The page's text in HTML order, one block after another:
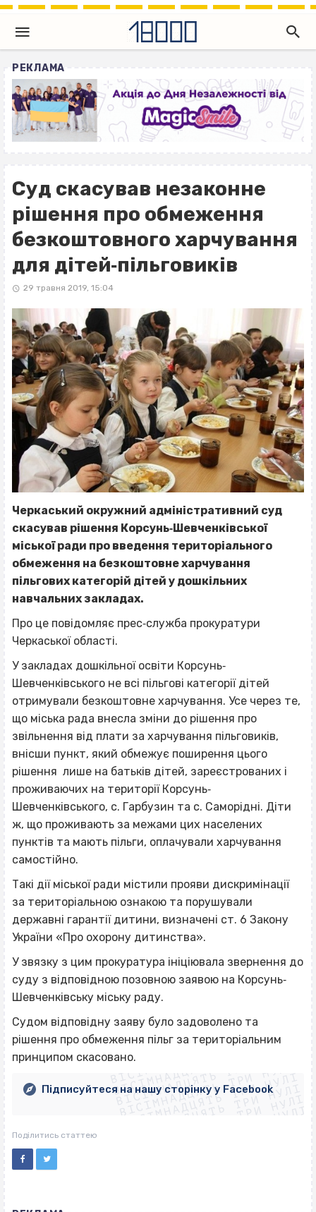
РЕКЛАМА
Суд скасував незаконне
рішення про обмеження
безкоштовного харчування
для дітей‐пільговиків
29 травня 2019, 15:04
Черкаський окружний адміністративний суд
скасував рішення Корсунь‐Шевченківської
міської ради про введення територіального
обмеження на безкоштовне харчування
пільгових категорій дітей у дошкільних
навчальних закладах.
Про це повідомляє прес‐служба прокуратури
Черкаської області.
У закладах дошкільної освіти Корсунь‐
Шевченківського не всі пільгові категорії дітей
отримували безкоштовне харчування. Усе через те,
що міська рада внесла зміни до рішення про
звільнення від плати за харчування пільговиків,
внісши пункт, який обмежує поширення цього
рішення лише на батьків дітей, зареєстрованих і
проживаючих на території Корсунь‐
Шевченківського, с. Гарбузин та с. Саморідні. Діти
ж, що проживають за межами цих населених
пунктів та мають пільги, оплачували харчування
самостійно.
Такі дії міської ради містили прояви дискримінації
за територіальною ознакою та порушували
державні гарантії дитини, визначені ст. 6 Закону
України «Про охорону дитинства».
У звязку з цим прокуратура ініціювала звернення до
суду з відповідною позовною заявою на Корсунь‐
Шевченківську міську раду.
Судом відповідну заяву було задоволено та
рішення про обмеження пільг за територіальним
принципом скасовано.ВІСІМНАДЦЯТЬ ТРИ НУЛІ
ВІСІМНАДЦЯТЬ ТРИ НУЛІ
ВІСІМНАДЦЯТЬ ТРИ НУЛІ
ВІСІМНАДЦЯТЬ ТРИ НУЛІ
ВІСІМНАДЦЯТЬ ТРИ НУЛІ
ВІСІМНАДЦЯТЬ ТРИ НУЛІ
ВІСІМНАДЦЯТЬ ТРИ НУЛІ
ВІСІМНАДЦЯТЬ ТРИ НУЛІ
Підписуйтеся на нашу сторінку у Facebook
Поділитись статтею